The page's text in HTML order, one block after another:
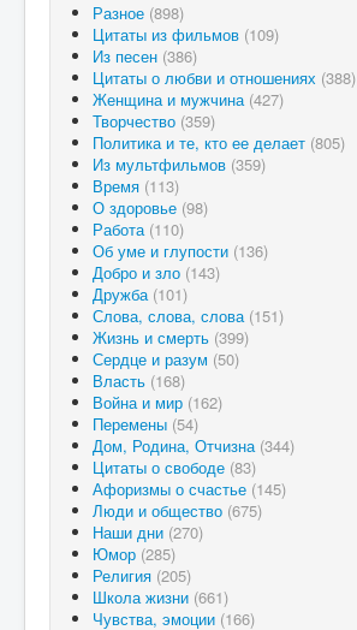
Разное (898)
Цитаты из фильмов (109)
Из песен (386)
Цитаты о любви и отношениях (388)
Женщина и мужчина (427)
Творчество (359)
Политика и те, кто ее делает (805)
Из мультфильмов (359)
Время (113)
О здоровье (98)
Работа (110)
Об уме и глупости (136)
Добро и зло (143)
Дружба (101)
Слова, слова, слова (151)
Жизнь и смерть (399)
Сердце и разум (50)
Власть (168)
Война и мир (162)
Перемены (54)
Дом, Родина, Отчизна (344)
Цитаты о свободе (83)
Афоризмы о счастье (145)
Люди и общество (675)
Наши дни (270)
Юмор (285)
Религия (205)
Школа жизни (661)
Чувства, эмоции (166)